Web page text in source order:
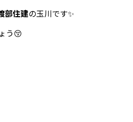
部住建の玉川です✨
う😚